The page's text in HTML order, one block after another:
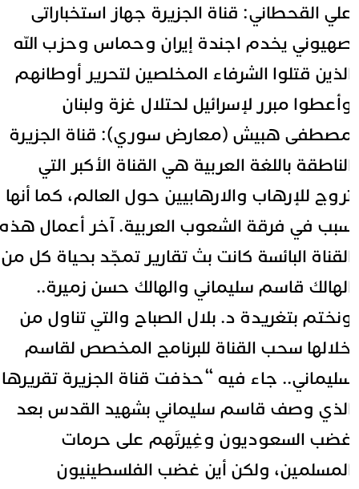
القحطاني: قناة الجزيرة جهاز استخباراتى
يخدم اجندة إيران وحماس وحزب الله
قتلوا الشرفاء المخلصين لتحرير أوطانهم
مبرر لإسرائيل لحتلال غزة ولبنان
هبيش (معارض سوري): قناة الجزيرة
باللغة العربية هي القناة الأكبر التي
للإرهاب والارهابيين حول العالم، كما أنها
في فرقة الشعوب العربية. آخر أعمال هذه
البائسة كانت بث تقارير تمجّد بحياة كل من
قاسم سليماني والهالك حسن زميرة..
بتغريدة د. بلال الصباح والتي تناول من
سحب القناة للبرنامج المخصص لقاسم
جاء فيه “ حذفتقناةالجزيرة تقريرها
وصفقاسمسليمانيبشهيد القدس بعد
السعوديون وغِيرتَهم على حرمات
ولكن أين غضب الفلسطينيون